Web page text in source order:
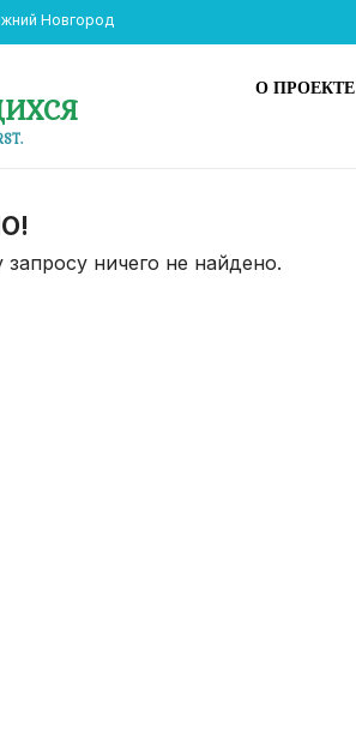
Новгород
О ПРОЕКТЕ
ничего не найдено.